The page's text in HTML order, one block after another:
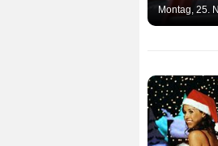
Montag, 25.